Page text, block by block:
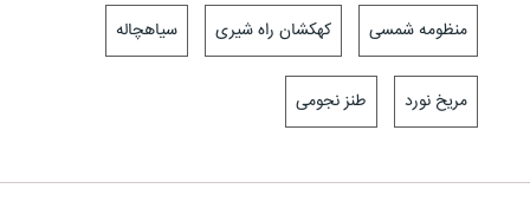
منظومه شمسی کهکشان راه شیری سیاهچاله
مریخ نورد طنز نجومی